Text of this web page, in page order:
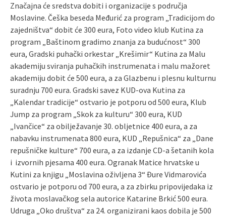
Značajna će sredstva dobiti i organizacije s područja
Moslavine. Češka beseda Međurić za program „Tradicijom do
zajedništva“ dobit će 300 eura, Foto video klub Kutina za
program „Baštinom gradimo znanja za budućnost“ 300
eura, Gradski puhački orkestar „Krešimir“ Kutina za Malu
akademiju sviranja puhačkih instrumenata i malu mažoret
akademiju dobit će 500 eura, a za Glazbenu i plesnu kulturnu
suradnju 700 eura. Gradski savez KUD-ova Kutina za
„Kalendar tradicije“ ostvario je potporu od 500 eura, Klub
Jump za program „Skok za kulturu“ 300 eura, KUD
„Ivančice“ za obilježavanje 30. obljetnice 400 eura, a za
nabavku instrumenata 800 eura, KUD „Repušnica“ za „Dane
repušničke kulture“ 700 eura, a za izdanje CD-a šetanih kola
i izvornih pjesama 400 eura. Ogranak Matice hrvatske u
Kutini za knjigu „Moslavina oživljena 3“ Đure Vidmarovića
ostvario je potporu od 700 eura, a za zbirku pripovijedaka iz
života moslavačkog sela autorice Katarine Brkić 500 eura.
Udruga „Oko društva“ za 24. organizirani kaos dobila je 500